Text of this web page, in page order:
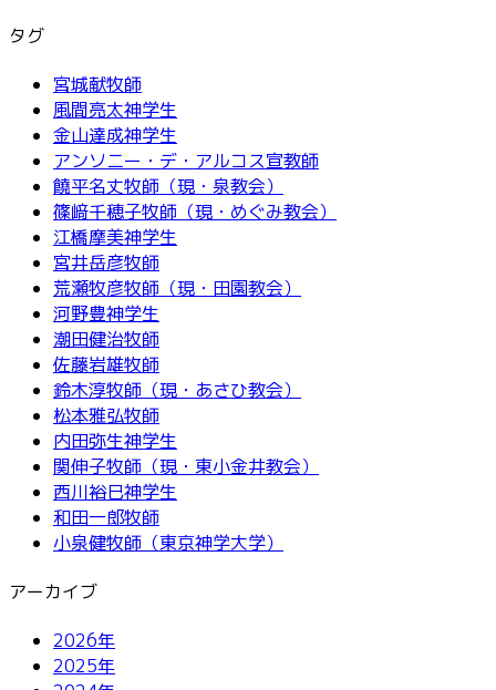
タグ
宮城献牧師
風間亮太神学生
金山達成神学生
アンソニー・デ・アルコス宣教師
饒平名丈牧師（現・泉教会）
篠﨑千穂子牧師（現・めぐみ教会）
江橋摩美神学生
宮井岳彦牧師
荒瀬牧彦牧師（現・田園教会）
河野豊神学生
潮田健治牧師
佐藤岩雄牧師
鈴木淳牧師（現・あさひ教会）
松本雅弘牧師
内田弥生神学生
関伸子牧師（現・東小金井教会）
西川裕巳神学生
和田一郎牧師
小泉健牧師（東京神学大学）
アーカイブ
2026年
2025年